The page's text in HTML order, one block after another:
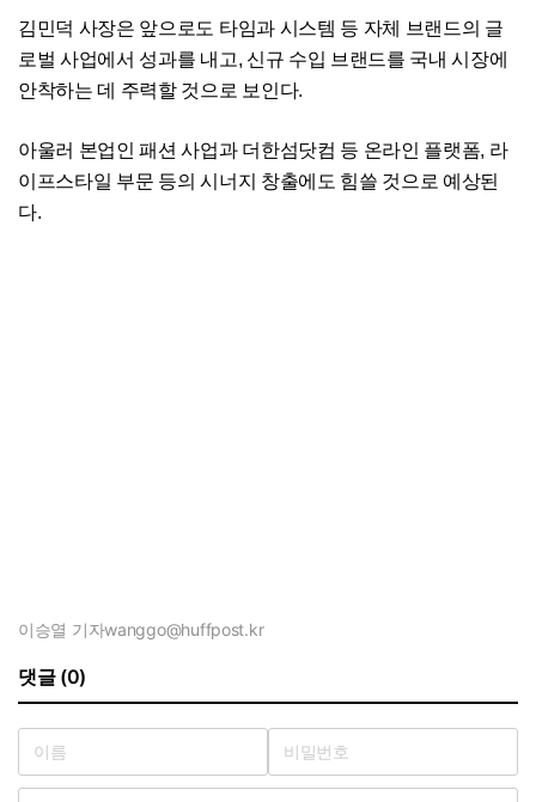
김민덕 사장은 앞으로도 타임과 시스템 등 자체 브랜드의 글
로벌 사업에서 성과를 내고, 신규 수입 브랜드를 국내 시장에
안착하는 데 주력할 것으로 보인다.
아울러 본업인 패션 사업과 더한섬닷컴 등 온라인 플랫폼, 라
이프스타일 부문 등의 시너지 창출에도 힘쓸 것으로 예상된
다.
이승열 기자wanggo@huffpost.kr
댓글 (0)